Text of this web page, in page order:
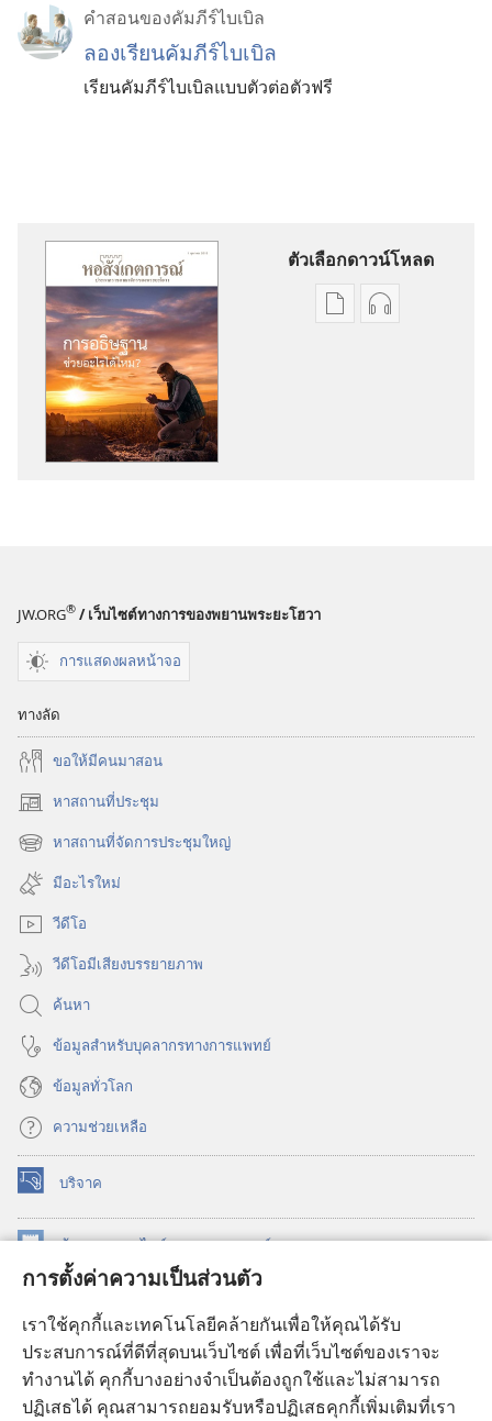
การตั้งค่าความเป็นส่วนตัว
เราใช้คุกกี้และเทคโนโลยีคล้ายกันเพื่อให้คุณได้รับ
ประสบการณ์ที่ดีที่สุดบนเว็บไซต์ เพื่อที่เว็บไซต์ของเราจะ
ทำงานได้ คุกกี้บางอย่างจำเป็นต้องถูกใช้และไม่สามารถ
ปฏิเสธได้ คุณสามารถยอมรับหรือปฏิเสธคุกกี้เพิ่มเติมที่เรา
คำสอนของคัมภีร์ไบเบิล
ลองเรียนคัมภีร์ไบเบิล
เรียนคัมภีร์ไบเบิลแบบตัวต่อตัวฟรี
ตัวเลือกดาวน์โหลด
ตัว
ตัว
JW.ORG® / เว็บไซต์ทางการของพยานพระยะโฮวา
การแสดงผลหน้าจอ
ทางลัด
ขอ​ให้​มี​คน​มา​สอน
หาสถานที่ประชุม
(เปิด
หน้าต่างหาสถานที่จัดการประชุมใหญ่
(เปิด
หน้าต่าง
ใหม่)
มีอะไรใหม่
วีดีโอ
วีดีโอมีเสียงบรรยายภาพ
ค้นหา
ข้อมูล​สำหรับ​บุคลากร​ทาง​การ​แพทย์
ข้อมูล​ทั่ว​โลก
ความช่วยเหลือ
บริจาค
(เปิด
หน้าต่าง
ใหม่) ห้องสมุดออนไลน์ของวอชเทาเวอร์
หน้าต่าง
®
หน้าต่าง
ใหม่) JW Library®
ห้องสมุดว็อชเทาเวอร์